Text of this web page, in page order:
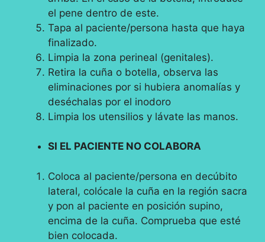
el pene dentro de este.
Tapa al paciente/persona hasta que haya
finalizado.
Limpia la zona perineal (genitales).
Retira la cuña o botella, observa las
eliminaciones por si hubiera anomalías y
deséchalas por el inodoro
Limpia los utensilios y lávate las manos.
SI EL PACIENTE NO COLABORA
Coloca al paciente/persona en decúbito
lateral, colócale la cuña en la región sacra
y pon al paciente en posición supino,
encima de la cuña. Comprueba que esté
bien colocada.